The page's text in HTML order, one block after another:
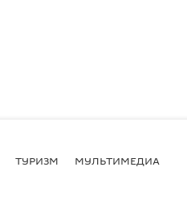
ТУРИЗМ МУЛЬТИМЕДИА